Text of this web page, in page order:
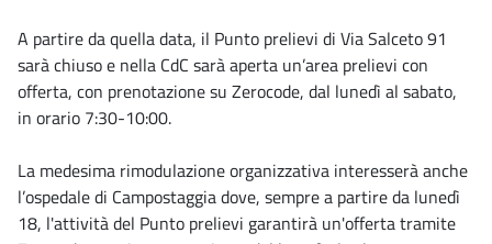
A partire da quella data, il Punto prelievi di Via Salceto 91
sarà chiuso e nella CdC sarà aperta un’area prelievi con
offerta, con prenotazione su Zerocode, dal lunedì al sabato,
in orario 7:30-10:00.
La medesima rimodulazione organizzativa interesserà anche
l’ospedale di Campostaggia dove, sempre a partire da lunedì
18, l'attività del Punto prelievi garantirà un'offerta tramite